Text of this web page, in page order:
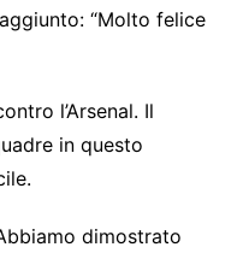
“Molto felice
l’Arsenal. Il
in questo
dimostrato